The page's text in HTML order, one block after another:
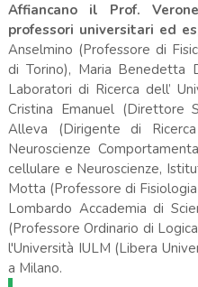
Affiancano il Prof.
professori universitari ed
Anselmino (Professore di
di Torino), Maria Benedetta
Laboratori di Ricerca dell’
Cristina Emanuel (Direttore
Alleva (Dirigente di
Neuroscienze
cellulare e Neuroscienze,
Motta (Professore di
Lombardo Accademia di
(Professore Ordinario di
l'Università IULM (Libera
a Milano.